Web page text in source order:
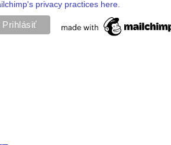
privacy practices here.